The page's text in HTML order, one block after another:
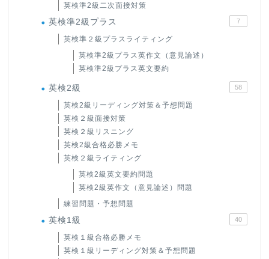
英検準2級二次面接対策
英検準2級プラス 7
英検準２級プラスライティング
英検準2級プラス英作文（意見論述）
英検準2級プラス英文要約
英検2級 58
英検2級リーディング対策＆予想問題
英検２級面接対策
英検２級リスニング
英検2級合格必勝メモ
英検２級ライティング
英検2級英文要約問題
英検2級英作文（意見論述）問題
練習問題・予想問題
英検1級 40
英検１級合格必勝メモ
英検１級リーディング対策＆予想問題